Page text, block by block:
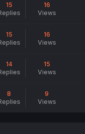
15
16
Views
15
16
Views
14
15
Views
8
9
Views